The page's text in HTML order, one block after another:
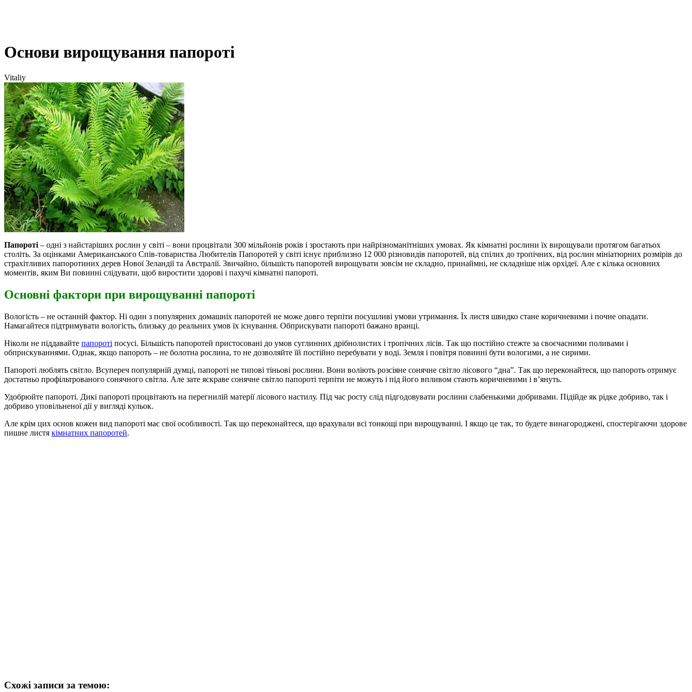
Основи вирощування папороті
Vitaliy
Папороті – одні з найстаріших рослин у світі – вони процвітали 300 мільйонів років і зростають при найрізноманітніших умовах. Як кімнатні рослини їх вирощували протягом багатьох
століть. За оцінками Американського Спів-товариства Любителів Папоротей у світі існує приблизно 12 000 різновидів папоротей, від спілих до тропічних, від рослин мініатюрних розмірів до
страхітливих папоротиних дерев Нової Зеландії та Австралії. Звичайно, більшість папоротей вирощувати зовсім не складно, принаймні, не складніше ніж орхідеї. Але є кілька основних
моментів, яким Ви повинні слідувати, щоб виростити здорові і пахучі кімнатні папороті.
Основні фактори при вирощуванні папороті
Вологість – не останній фактор. Ні один з популярних домашніх папоротей не може довго терпіти посушливі умови утримання. Їх листя швидко стане коричневими і почне опадати.
Намагайтеся підтримувати вологість, близьку до реальних умов їх існування. Обприскувати папороті бажано вранці.
Ніколи не піддавайте папороті посусі. Більшість папоротей пристосовані до умов суглинних дрібнолистих і тропічних лісів. Так що постійно стежте за своєчасними поливами і
обприскуваннями. Однак, якщо папороть – не болотна рослина, то не дозволяйте їй постійно перебувати у воді. Земля і повітря повинні бути вологими, а не сирими.
Папороті люблять світло. Всупереч популярній думці, папороті не типові тіньові рослини. Вони воліють розсіяне сонячне світло лісового “дна”. Так що переконайтеся, що папороть отримує
достатньо профільтрованого сонячного світла. Але зате яскраве сонячне світло папороті терпіти не можуть і під його впливом стають коричневими і в’януть.
Удобрюйте папороті. Дикі папороті процвітають на перегнилій матерії лісового настилу. Під час росту слід підгодовувати рослини слабенькими добривами. Підійде як рідке добриво, так і
добриво уповільненої дії у вигляді кульок.
Але крім цих основ кожен вид папороті має свої особливості. Так що переконайтеся, що врахували всі тонкощі при вирощуванні. І якщо це так, то будете винагороджені, спостерігаючи здорове
пишне листя кімнатних папоротей.
Схожі записи за темою: